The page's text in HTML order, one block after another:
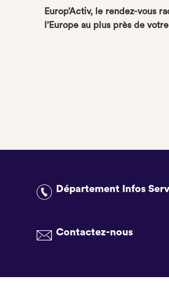
Europ’Activ, le rendez-vous
l’Europe au plus près de
Département Infos
Contactez-nous